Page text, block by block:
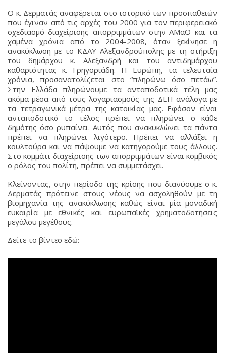
Ο κ. Δερματάς αναφέρεται στο ιστορικό των προσπαθειών
που έγιναν από τις αρχές του 2000 για τον περιφερειακό
σχεδιασμό διαχείρισης απορριμμάτων στην ΑΜαΘ και τα
χαμένα χρόνια από το 2004-2008, όταν ξεκίνησε η
ανακύκλωση με το ΚΔΑΥ Αλεξανδρούπολης με τη στήριξη
του δημάρχου κ. Αλεξανδρή και του αντιδημάρχου
καθαριότητας κ. Γρηγοριάδη. Η Ευρώπη, τα τελευταία
χρόνια, προσανατολίζεται στο “πληρώνω όσο πετάω”.
Στην Ελλάδα πληρώνουμε τα ανταποδοτικά τέλη μας
ακόμα μέσα από τους λογαριασμούς της ΔΕΗ ανάλογα με
τα τετραγωνικά μέτρα της κατοικίας μας. Εφόσον είναι
ανταποδοτικό το τέλος πρέπει να πληρώνει ο κάθε
δημότης όσο ρυπαίνει. Αυτός που ανακυκλώνει τα πάντα
πρέπει να πληρώνει λιγότερο. Πρέπει να αλλάξει η
κουλτούρα και να πάψουμε να κατηγορούμε τους άλλους.
Στο κομμάτι διαχείρισης των απορριμμάτων είναι κομβικός
ο ρόλος του πολίτη, πρέπει να συμμετάσχει.
Κλείνοντας, στην περίοδο της κρίσης που διανύουμε ο κ.
Δερματάς πρότεινε στους νέους να ασχοληθούν με τη
βιομηχανία της ανακύκλωσης καθώς είναι μία μοναδική
ευκαιρία με εθνικές και ευρωπαϊκές χρηματοδοτήσεις
μεγάλου μεγέθους.
Δείτε το βίντεο εδώ: